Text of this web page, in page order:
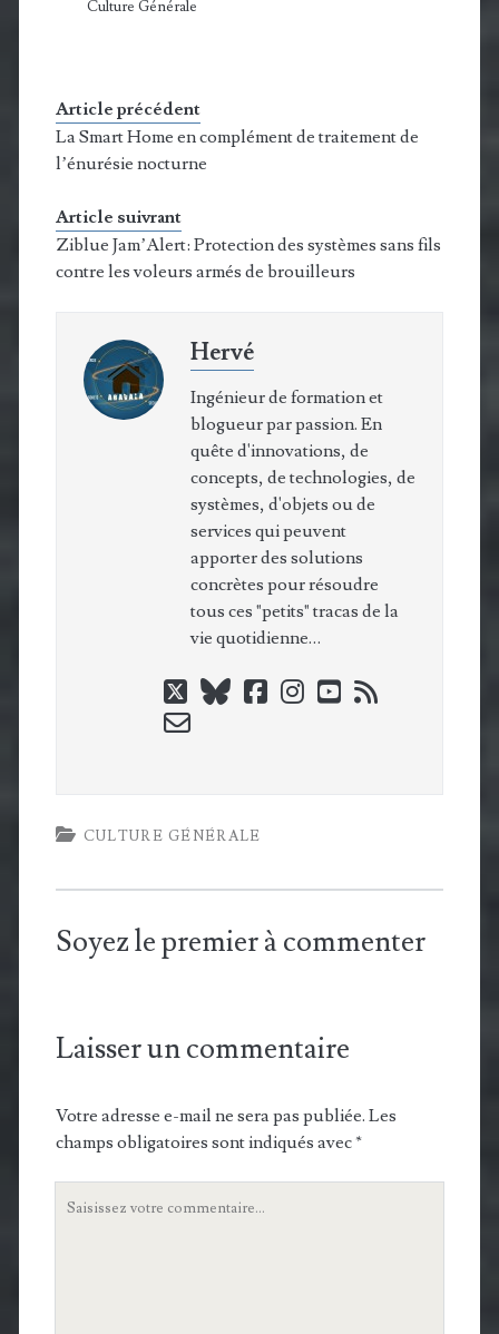
Culture Générale
Article précédent
La Smart Home en complément de traitement de
l’énurésie nocturne
Article suivrant
Ziblue Jam’Alert: Protection des systèmes sans fils
contre les voleurs armés de brouilleurs
Hervé
Ingénieur de formation et
blogueur par passion. En
quête d'innovations, de
concepts, de technologies, de
systèmes, d'objets ou de
services qui peuvent
apporter des solutions
concrètes pour résoudre
tous ces "petits" tracas de la
vie quotidienne…
twitterblueskyfacebook
instagram
youtube
rss
email-
CULTURE GÉNÉRALE
Soyez le premier à commenter
Laisser un commentaire
Votre adresse e-mail ne sera pas publiée. Les
champs obligatoires sont indiqués avec*